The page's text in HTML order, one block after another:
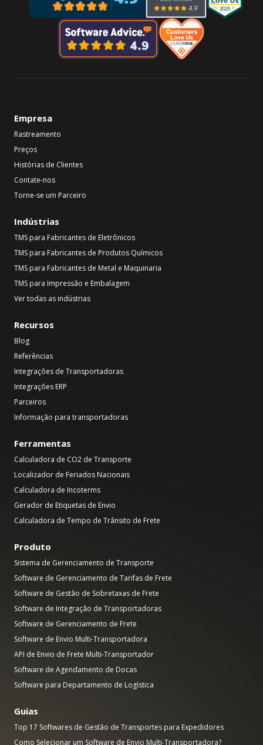
Empresa
Rastreamento
Preços
Histórias de Clientes
Contate-nos
Torne-se um Parceiro
Indústrias
TMS para Fabricantes de Eletrônicos
TMS para Fabricantes de Produtos Químicos
TMS para Fabricantes de Metal e Maquinaria
TMS para Impressão e Embalagem
Ver todas as indústrias
Recursos
Blog
Referências
Integrações de Transportadoras
Integrações ERP
Parceiros
Informação para transportadoras
Ferramentas
Calculadora de CO2 de Transporte
Localizador de Feriados Nacionais
Calculadora de Incoterms
Gerador de Etiquetas de Envio
Calculadora de Tempo de Trânsito de Frete
Produto
Sistema de Gerenciamento de Transporte
Software de Gerenciamento de Tarifas de Frete
Software de Gestão de Sobretaxas de Frete
Software de Integração de Transportadoras
Software de Gerenciamento de Frete
Software de Envio Multi-Transportadora
API de Envio de Frete Multi-Transportador
Software de Agendamento de Docas
Software para Departamento de Logística
Guias
Top 17 Softwares de Gestão de Transportes para Expedidores
Como Selecionar um Software de Envio Multi-Transportadora?